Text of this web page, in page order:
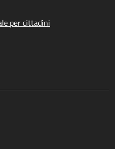
per cittadini